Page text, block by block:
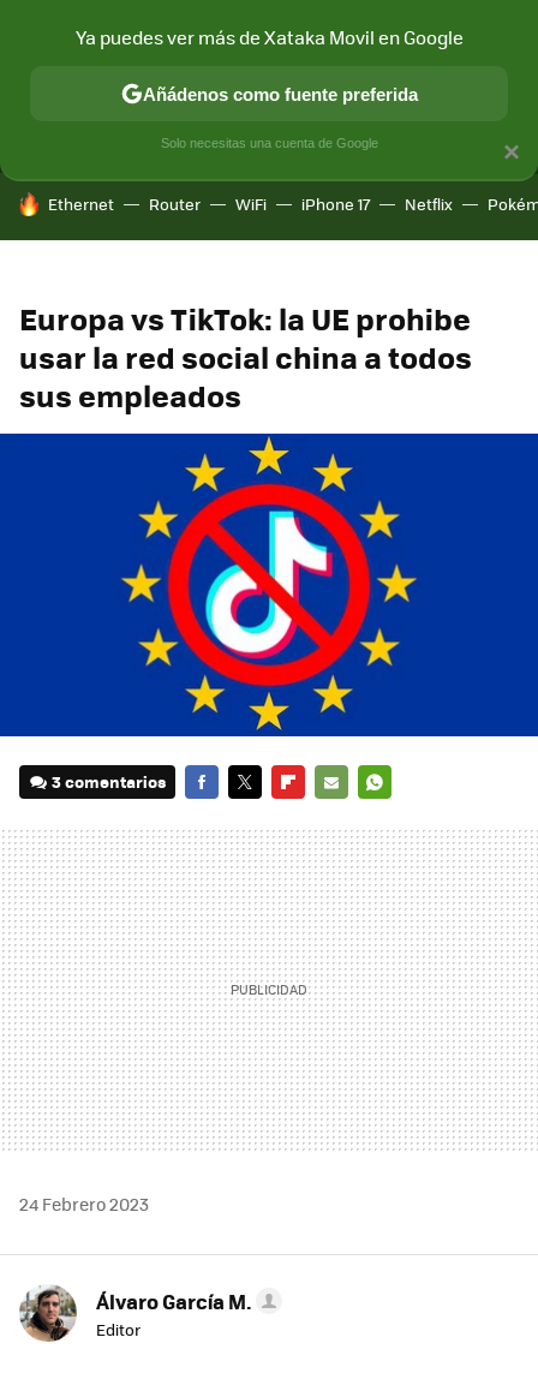
MÓVIL Y SOCIEDAD APLICACIONES
HOY SE HABLA DE
Ethernet Router WiFi iPhone 17 Netflix
Europa vs TikTok: la UE prohibe
usar la red social china a todos
sus empleados
3 comentarios
MAIL
24 Febrero 2023
Álvaro García M.
Editor
×
Ya puedes ver más de Xataka Movil en Google
Añádenos como fuente preferida
Solo necesitas una cuenta de Google